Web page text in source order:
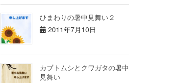
ひまわりの暑中見舞い２
2011年7月10日
カブトムシとクワガタの暑中
見舞い